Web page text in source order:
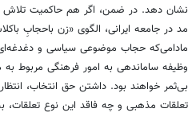
نشان دهد. در ضمن، اگر هم حاکمیت تلاش
مد در جامعه ایرانی، الگوی «زن باحجابِ
مادامی‌که حجاب موضوعی سیاسی و
وظیفه ساماندهی به امور فرهنگی مربوط
بی‌ثمر خواهند بود. داشتن حق انتخاب،
تعلقات مذهبی و چه فاقد این نوع تعلقات،